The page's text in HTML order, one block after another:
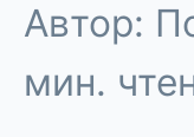
Автор:
мин.